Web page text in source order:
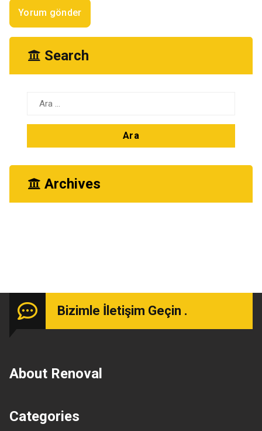
Search
Arama:
Archives
Bizimle İletişim Geçin .
About Renoval
Categories